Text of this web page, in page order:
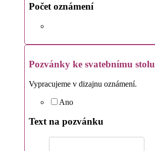
Počet oznámení
Pozvánky ke svatebnímu stolu
Vypracujeme v dizajnu oznámení.
Ano
Text na pozvánku